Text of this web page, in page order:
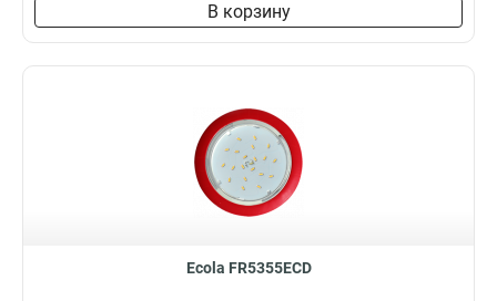
В корзину
Ecola FR5355ECD